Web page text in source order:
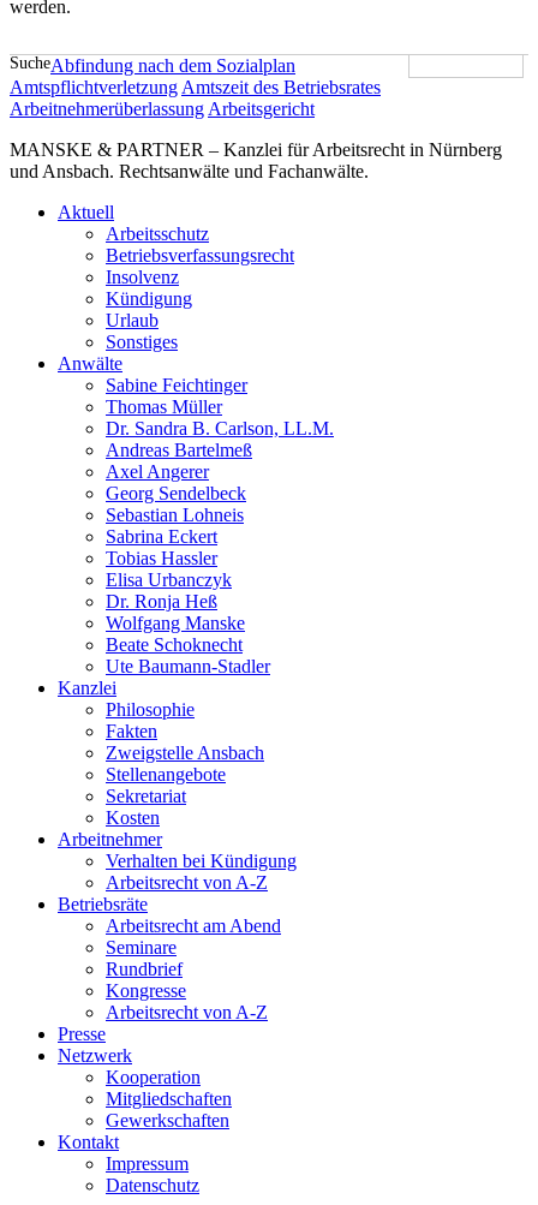
werden.
SucheAbfindung nach dem Sozialplan
Amtspflichtverletzung Amtszeit des Betriebsrates
Arbeitnehmerüberlassung Arbeitsgericht
MANSKE & PARTNER – Kanzlei für Arbeitsrecht in Nürnberg
und Ansbach. Rechtsanwälte und Fachanwälte.
Aktuell
Arbeitsschutz
Betriebsverfassungsrecht
Insolvenz
Kündigung
Urlaub
Sonstiges
Anwälte
Sabine Feichtinger
Thomas Müller
Dr. Sandra B. Carlson, LL.M.
Andreas Bartelmeß
Axel Angerer
Georg Sendelbeck
Sebastian Lohneis
Sabrina Eckert
Tobias Hassler
Elisa Urbanczyk
Dr. Ronja Heß
Wolfgang Manske
Beate Schoknecht
Ute Baumann-Stadler
Kanzlei
Philosophie
Fakten
Zweigstelle Ansbach
Stellenangebote
Sekretariat
Kosten
Arbeitnehmer
Verhalten bei Kündigung
Arbeitsrecht von A-Z
Betriebsräte
Arbeitsrecht am Abend
Seminare
Rundbrief
Kongresse
Arbeitsrecht von A-Z
Presse
Netzwerk
Kooperation
Mitgliedschaften
Gewerkschaften
Kontakt
Impressum
Datenschutz